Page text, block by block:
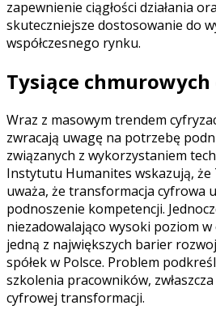
zapewnienie ciągłości działania
skuteczniejsze dostosowanie do
współczesnego rynku.
Tysiące
Wraz z masowym trendem
zwracają uwagę na potrzebę
związanych z wykorzystaniem
Instytutu Humanites wskazują, że
uważa, że transformacja cyfrowa
podnoszenie kompetencji.
niezadowalająco wysoki poziom
jedną z największych barier
spółek w Polsce. Problem
szkolenia pracowników,
cyfrowej transformacji.